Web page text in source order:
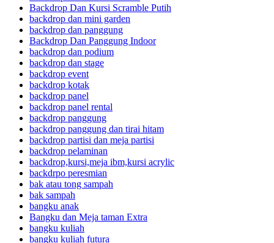
Backdrop Dan Kursi Scramble Putih
backdrop dan mini garden
backdrop dan panggung
Backdrop Dan Panggung Indoor
backdrop dan podium
backdrop dan stage
backdrop event
backdrop kotak
backdrop panel
backdrop panel rental
backdrop panggung
backdrop panggung dan tirai hitam
backdrop partisi dan meja partisi
backdrop pelaminan
backdrop,kursi,meja ibm,kursi acrylic
backdrpo peresmian
bak atau tong sampah
bak sampah
bangku anak
Bangku dan Meja taman Extra
bangku kuliah
bangku kuliah futura